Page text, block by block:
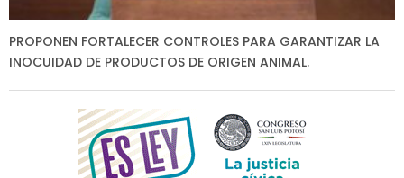
PROPONEN FORTALECER CONTROLES PARA GARANTIZAR LA
INOCUIDAD DE PRODUCTOS DE ORIGEN ANIMAL.